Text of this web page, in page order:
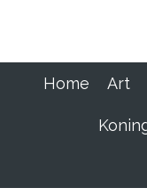
Home Art